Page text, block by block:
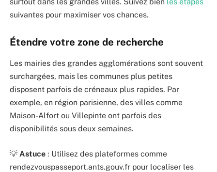
suivantes pour maximiser vos chances.
Étendre votre zone de recherche
Les mairies des grandes agglomérations sont souvent
surchargées, mais les communes plus petites
disposent parfois de créneaux plus rapides. Par
exemple, en région parisienne, des villes comme
Maison-Alfort ou Villepinte ont parfois des
disponibilités sous deux semaines.
💡 Astuce : Utilisez des plateformes comme
rendezvouspasseport.ants.gouv.fr pour localiser les